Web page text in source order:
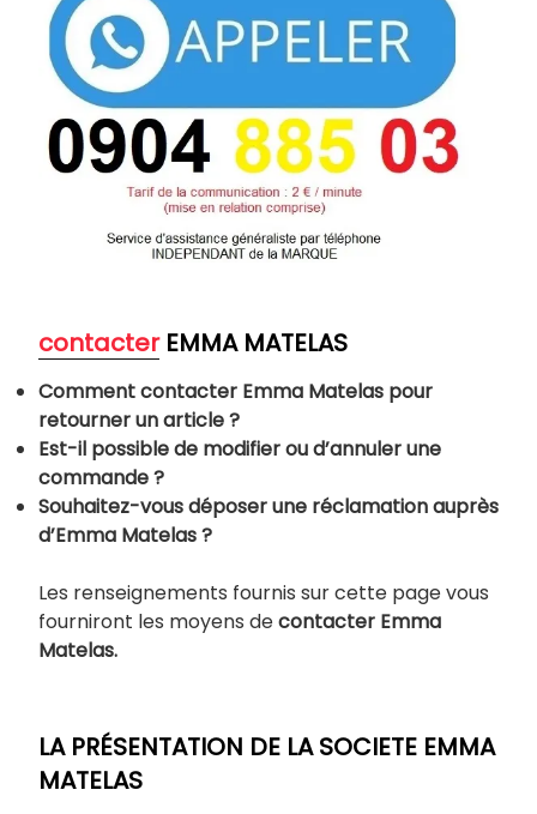
contacterEMMA MATELAS
Comment contacter Emma Matelas pour
retourner un article ?
Est-il possible de modifier ou d’annuler une
commande ?
Souhaitez-vous déposer une réclamation auprès
d’Emma Matelas ?
Les renseignements fournis sur cette page vous
fourniront les moyens decontacter Emma
Matelas.
LA PRÉSENTATION DE LA SOCIETE EMMA
MATELAS